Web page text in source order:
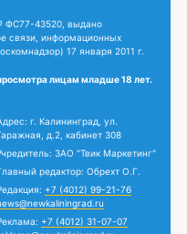
ФС77-43520, выдано
связи, информационных
17 января 2011 г.
лицам младше 18 лет.
г. Калининград, ул.
д.2, кабинет 308
ЗАО "Твик Маркетинг"
редактор: Обрехт О.Г.
+7 (4012) 99-21-76
+7 (4012) 31-07-07